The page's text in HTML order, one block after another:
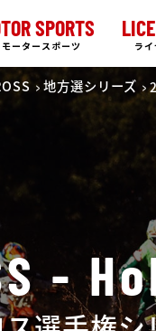
SPORTS
モータースポーツ ラ
地方選シリーズ
-